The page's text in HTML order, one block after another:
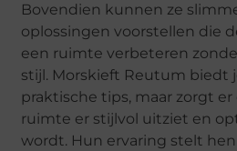
Bovendien kunnen ze
oplossingen voorstellen die
een ruimte verbeteren
stijl. Morskieft Reutum biedt
praktische tips, maar zorgt
ruimte er stijlvol uitziet en
wordt. Hun ervaring stelt